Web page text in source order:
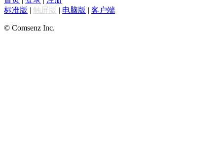
标准版 | 触屏版 | 电脑版 | 客户端
© Comsenz Inc.